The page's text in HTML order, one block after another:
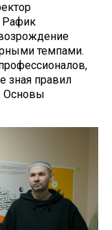
Рафик
темпами.
зная правил
Основы